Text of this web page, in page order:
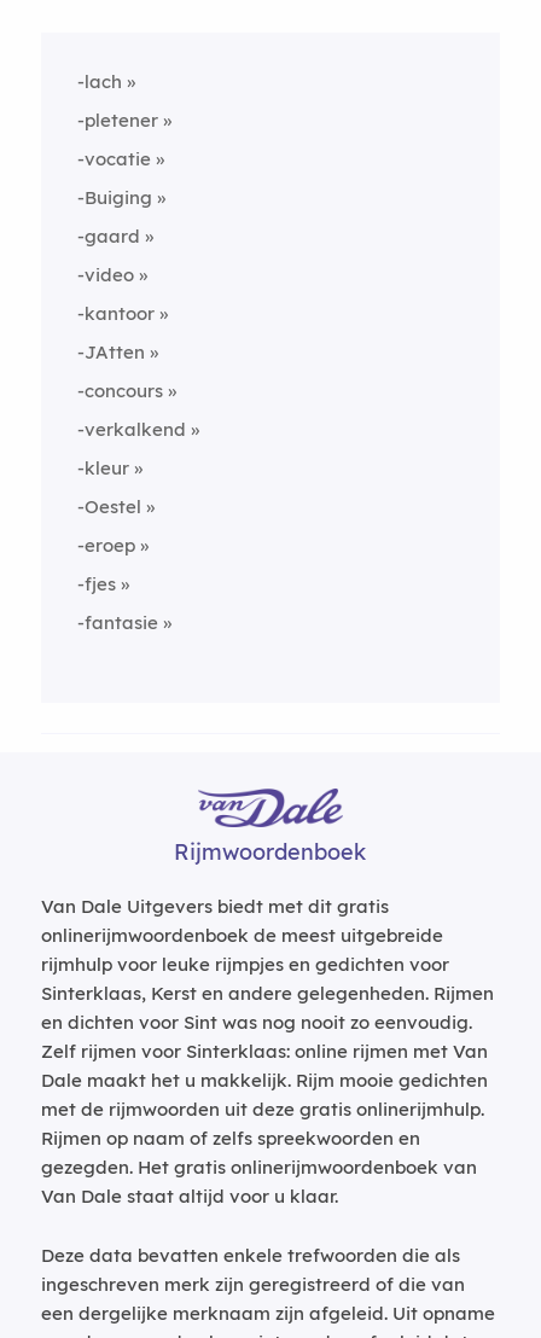
-lach
-pletener
-vocatie
-Buiging
-gaard
-video
-kantoor
-JAtten
-concours
-verkalkend
-kleur
-Oestel
-eroep
-fjes
-fantasie
Rijmwoordenboek
Van Dale Uitgevers biedt met dit gratis
onlinerijmwoordenboek de meest uitgebreide
rijmhulp voor leuke rijmpjes en gedichten voor
Sinterklaas, Kerst en andere gelegenheden. Rijmen
en dichten voor Sint was nog nooit zo eenvoudig.
Zelf rijmen voor Sinterklaas: online rijmen met Van
Dale maakt het u makkelijk. Rijm mooie gedichten
met de rijmwoorden uit deze gratis onlinerijmhulp.
Rijmen op naam of zelfs spreekwoorden en
gezegden. Het gratis onlinerijmwoordenboek van
Van Dale staat altijd voor u klaar.
Deze data bevatten enkele trefwoorden die als
ingeschreven merk zijn geregistreerd of die van
een dergelijke merknaam zijn afgeleid. Uit opname